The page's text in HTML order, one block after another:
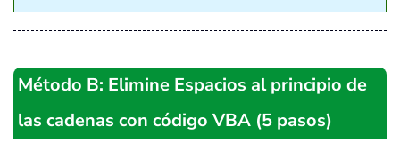
Método B: Elimine Espacios al principio de
las cadenas con código VBA (5 pasos)